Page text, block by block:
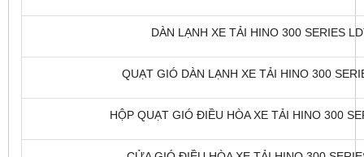
DÀN LẠNH XE TẢI HINO 300 SERIES
QUẠT GIÓ DÀN LẠNH XE TẢI HINO 300
HỘP QUẠT GIÓ ĐIỀU HÒA XE TẢI HINO 300